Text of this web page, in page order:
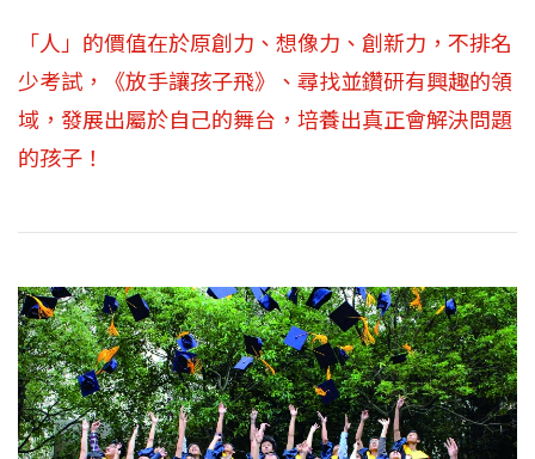
「人」的價值在於原創力、想像力、創新力，不排名
少考試，《放手讓孩子飛》、尋找並鑽研有興趣的領
域，發展出屬於自己的舞台，培養出真正會解決問題
的孩子！